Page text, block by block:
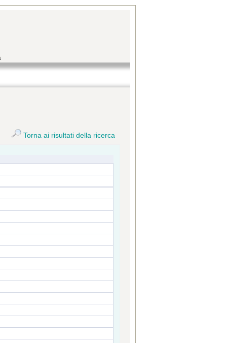
Torna ai risultati della ricerca